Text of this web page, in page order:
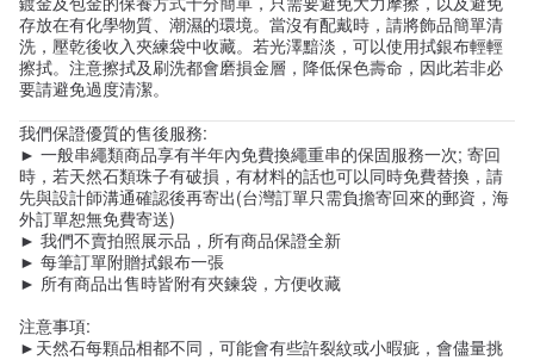
存放在有化學物質、潮濕的環境。當沒有配戴時，請將飾品簡單清
洗，壓乾後收入夾練袋中收藏。若光澤黯淡，可以使用拭銀布輕輕
擦拭。注意擦拭及刷洗都會磨損金層，降低保色壽命，因此若非必
要請避免過度清潔。
我們保證優質的售後服務:
► 一般串繩類商品享有半年內免費換繩重串的保固服務一次; 寄回
時，若天然石類珠子有破損，有材料的話也可以同時免費替換，請
先與設計師溝通確認後再寄出(台灣訂單只需負擔寄回來的郵資，海
外訂單恕無免費寄送)
► 我們不賣拍照展示品，所有商品保證全新
► 每筆訂單附贈拭銀布一張
► 所有商品出售時皆附有夾鍊袋，方便收藏
注意事項:
►天然石每顆品相都不同，可能會有些許裂紋或小暇疵，會儘量挑